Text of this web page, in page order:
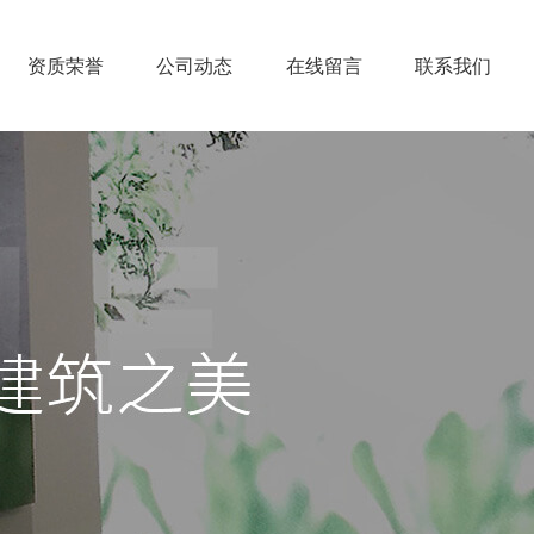
资质荣誉 公司动态 在线留言 联系我们